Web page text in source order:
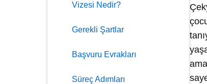
Vizesi Nedir?
Gerekli Şartlar
Başvuru Evrakları
Süreç Adımları